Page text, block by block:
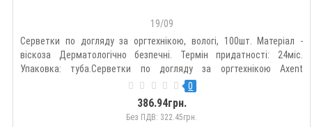
19/09
Серветки по догляду за оргтехнікою, вологі, 100шт. Матеріал -
віскоза Дерматологічно безпечні. Термін придатності: 24міс.
Упаковка: туба.Серветки по догляду за оргтехнікою Axent
ефективно і дбайливо очищають поверхню оргтехніки та офісних
меблів. Підходять для матових і глянцевих поверхонь. Відповід..
0
386.94грн.
Без ПДВ: 322.45грн.